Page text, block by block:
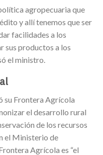
agropecuaria que
y allí tenemos que ser
facilidades a los
sus productos a los
el ministro.
su Frontera Agrícola
el desarrollo rural
de los recursos
el Ministerio de
Agrícola es “el